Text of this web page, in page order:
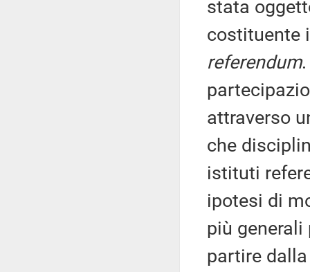
stata
costituente
referendum
attraverso
che
istituti
ipotesi di
più
partire